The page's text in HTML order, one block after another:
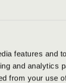
features and
and analytics
from your use